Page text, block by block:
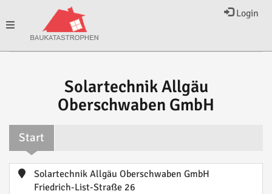
Login
Toggle
Solartechnik Allgäu
Oberschwaben GmbH
Start
Solartechnik Allgäu Oberschwaben GmbH
Friedrich-List-Straße 26